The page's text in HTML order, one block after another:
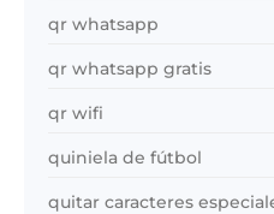
qr whatsapp
qr whatsapp gratis
qr wifi
quiniela de fútbol
quitar caracteres